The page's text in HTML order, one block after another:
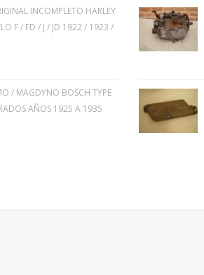
INCOMPLETO HARLEY
F / FD / J / JD 1922 / 1923 /
/ MAGDYNO BOSCH TYPE
AÑOS 1925 A 1935